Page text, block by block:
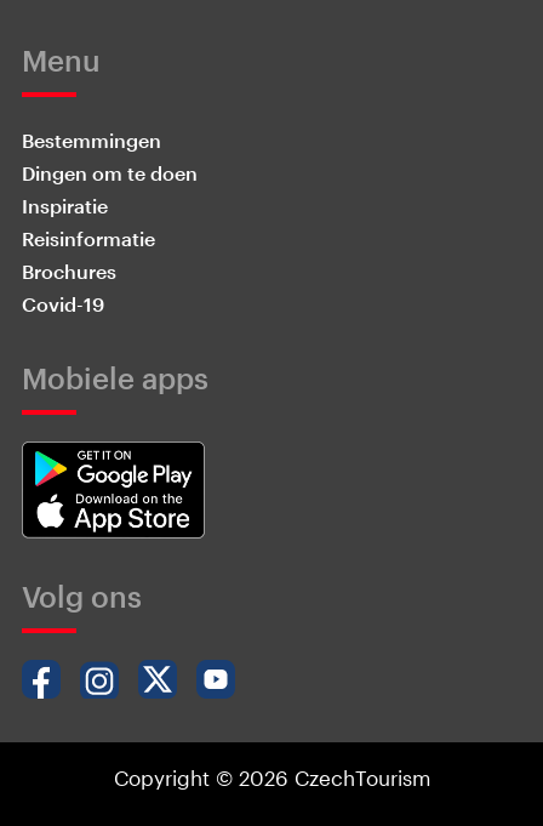
Menu
Bestemmingen
Dingen om te doen
Inspiratie
Reisinformatie
Brochures
Covid-19
Mobiele apps
Volg ons
Copyright © 2026 CzechTourism